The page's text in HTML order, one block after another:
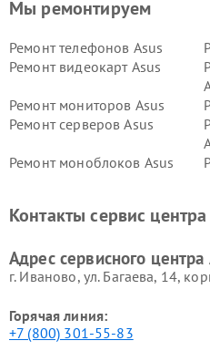
Мы ремонтируем
Ремонт телефонов Asus
Ремонт видеокарт Asus
Ремонт мониторов Asus
Ремонт серверов Asus
Ремонт моноблоков Asus
Контакты сервис центра
Адрес сервисного центра
г. Иваново, ул. Багаева, 14,
Горячая линия:
+7 (800) 301-55-83